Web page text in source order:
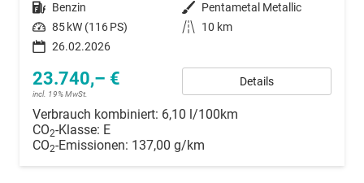
Kraftstoff Benzin Außenfarbe Pentametal Metallic
Leistung 85 kW (116 PS) Kilometerstand
10 km
26.02.2026
23.740,– €
incl. 19% MwSt.
Details
Verbrauch kombiniert: 6,10 l/100km
CO2-Klasse: E
CO2-Emissionen: 137,00 g/km